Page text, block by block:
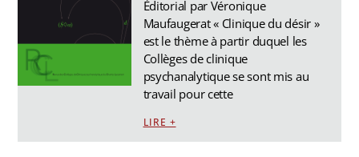
Éditorial par Véronique
Maufaugerat « Clinique du désir »
est le thème à partir duquel les
Collèges de clinique
psychanalytique se sont mis au
travail pour cette
LIRE +